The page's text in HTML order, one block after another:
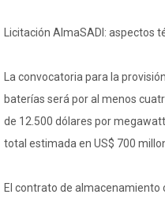
Licitación AlmaSADI: aspectos
La convocatoria para la
baterías será por al menos
de 12.500 dólares por
total estimada en US$ 700
El contrato de almacenamiento